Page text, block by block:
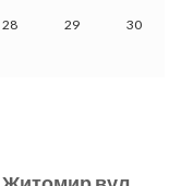
28 29 30